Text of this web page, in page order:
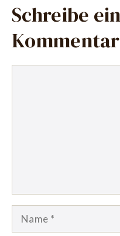
Schreibe
Kommentar
Name